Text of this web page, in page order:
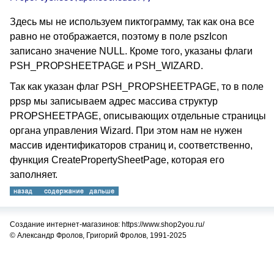
Здесь мы не используем пиктограмму, так как она все
равно не отображается, поэтому в поле pszIcon
записано значение NULL. Кроме того, указаны флаги
PSH_PROPSHEETPAGE и PSH_WIZARD.
Так как указан флаг PSH_PROPSHEETPAGE, то в поле
ppsp мы записываем адрес массива структур
PROPSHEETPAGE, описывающих отдельные страницы
органа управления Wizard. При этом нам не нужен
массив идентификаторов страниц и, соответственно,
функция CreatePropertySheetPage, которая его
заполняет.
Создание интернет-магазинов: https://www.shop2you.ru/
© Александр Фролов, Григорий Фролов, 1991-2025